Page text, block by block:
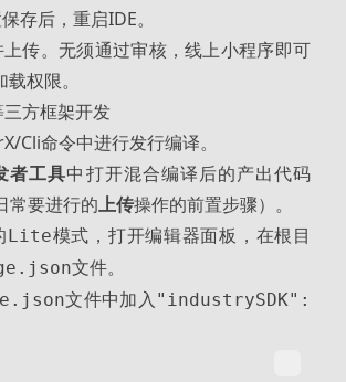
存后，重启IDE。
传。无须通过审核，线上小程序即可
权限。
方框架开发
Cli命令中进行发行编译。
者工具中打开混合编译后的产出代码
常要进行的上传操作的前置步骤）。
Lite模式 ，打开编辑器面板，在根目
文件。
文件中加入 "industrySDK":